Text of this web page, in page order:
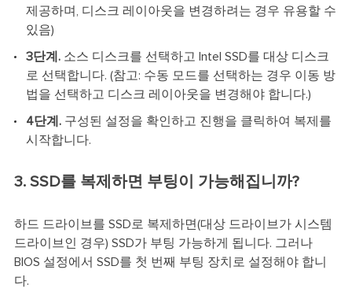
제공하며, 디스크 레이아웃을 변경하려는 경우 유용할 수
있음)
3단계.소스 디스크를 선택하고 Intel SSD를 대상 디스크
로 선택합니다. (참고: 수동 모드를 선택하는 경우 이동 방
법을 선택하고 디스크 레이아웃을 변경해야 합니다.)
4단계.구성된 설정을 확인하고 진행을 클릭하여 복제를
시작합니다.
3. SSD를 복제하면 부팅이 가능해집니까?
하드 드라이브를 SSD로 복제하면(대상 드라이브가 시스템
드라이브인 경우) SSD가 부팅 가능하게 됩니다. 그러나
BIOS 설정에서 SSD를 첫 번째 부팅 장치로 설정해야 합니
다.